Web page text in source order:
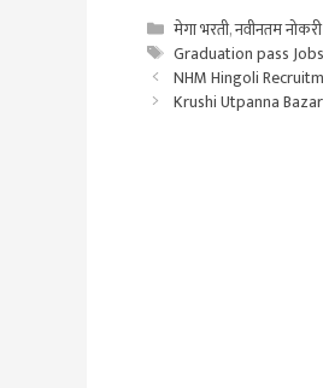
Categories
मेगा भरती,नवीनतम नोकरी
Tags
Graduation pass Jobs
NHM Hingoli
Krushi Utpanna Bazar